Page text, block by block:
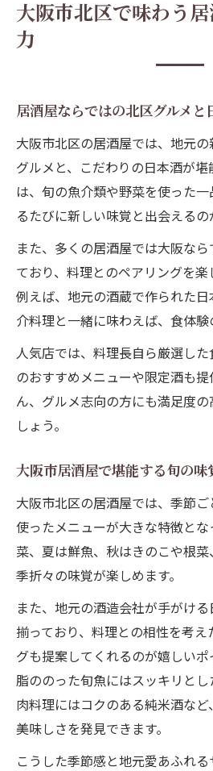
大阪市北区で味わう
力
居酒屋ならではの北区グルメと
大阪市北区の居酒屋では、地元
グルメと、こだわりの日本酒が
は、旬の魚介類や野菜を使った
るたびに新しい味覚と出会えるの
また、多くの居酒屋では大阪な
ており、料理とのペアリングを楽
例えば、地元の酒蔵で作られた
介料理と一緒に味わえば、食体験
人気店では、料理長自ら厳選し
のおすすめメニューや限定酒も
ん、グルメ志向の方にも満足度
しょう。
大阪市居酒屋で堪能する旬の味
大阪市北区の居酒屋では、季節
使ったメニューが大きな特徴とな
菜、夏は鮮魚、秋はきのこや根
季折々の味覚が楽しめます。
また、地元の酒造会社が手がけ
揃っており、料理との相性を考
グも提案してくれるのが嬉しいポ
脂ののった旬魚にはスッキリと
肉料理にはコクのある純米酒な
美味しさを発見できます。
こうした季節感と地元愛あふれ